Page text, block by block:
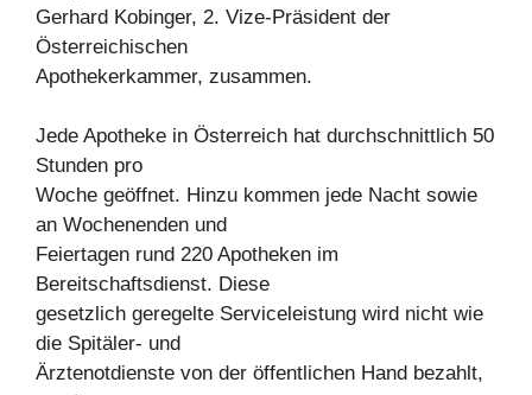
Gerhard Kobinger, 2. Vize-Präsident der
Österreichischen
Apothekerkammer, zusammen.
Jede Apotheke in Österreich hat durchschnittlich 50
Stunden pro
Woche geöffnet. Hinzu kommen jede Nacht sowie
an Wochenenden und
Feiertagen rund 220 Apotheken im
Bereitschaftsdienst. Diese
gesetzlich geregelte Serviceleistung wird nicht wie
die Spitäler- und
Ärztenotdienste von der öffentlichen Hand bezahlt,